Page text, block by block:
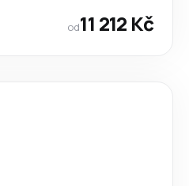
od11 212 Kč